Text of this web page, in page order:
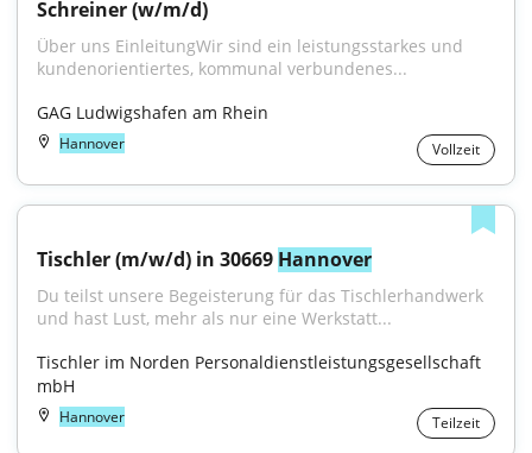
Schreiner (w/m/d)
Über uns EinleitungWir sind ein leistungsstarkes und
kundenorientiertes, kommunal verbundenes...
GAG Ludwigshafen am Rhein
Hannover Vollzeit
Tischler (m/w/d) in 30669 Hannover
Du teilst unsere Begeisterung für das Tischlerhandwerk
und hast Lust, mehr als nur eine Werkstatt...
Tischler im Norden Personaldienstleistungsgesellschaft
mbH
Hannover Teilzeit